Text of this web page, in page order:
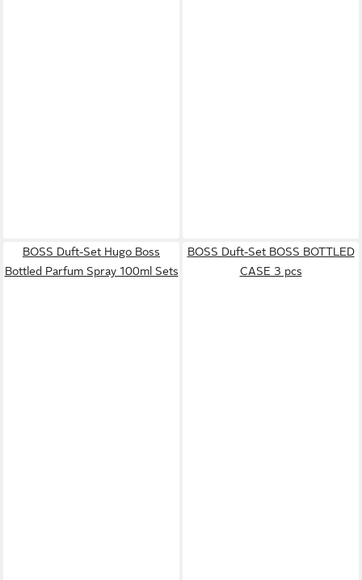
BOSS Duft-Set Hugo Boss
Bottled Parfum Spray 100ml Sets
BOSS Duft-Set BOSS BOTTLED
CASE 3 pcs